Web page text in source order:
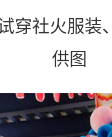
穿社火服装
供图